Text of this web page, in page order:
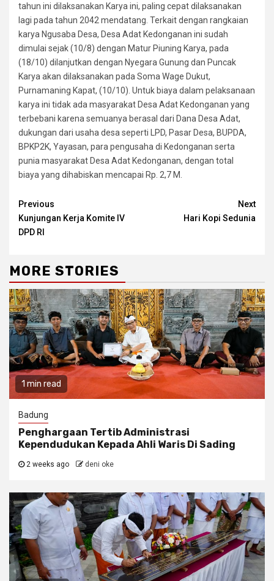
tahun ini dilaksanakan Karya ini, paling cepat dilaksanakan
lagi pada tahun 2042 mendatang. Terkait dengan rangkaian
karya Ngusaba Desa, Desa Adat Kedonganan ini sudah
dimulai sejak (10/8) dengan Matur Piuning Karya, pada
(18/10) dilanjutkan dengan Nyegara Gunung dan Puncak
Karya akan dilaksanakan pada Soma Wage Dukut,
Purnamaning Kapat, (10/10). Untuk biaya dalam pelaksanaan
karya ini tidak ada masyarakat Desa Adat Kedonganan yang
terbebani karena semuanya berasal dari Dana Desa Adat,
dukungan dari usaha desa seperti LPD, Pasar Desa, BUPDA,
BPKP2K, Yayasan, para pengusaha di Kedonganan serta
punia masyarakat Desa Adat Kedonganan, dengan total
biaya yang dihabiskan mencapai Rp. 2,7 M.
Continue
Reading
Previous
Kunjungan Kerja Komite IV
DPD RI
Next
Hari Kopi Sedunia
MORE STORIES
1 min read
Badung
Penghargaan Tertib Administrasi
Kependudukan Kepada Ahli Waris Di Sading
2 weeks ago deni oke